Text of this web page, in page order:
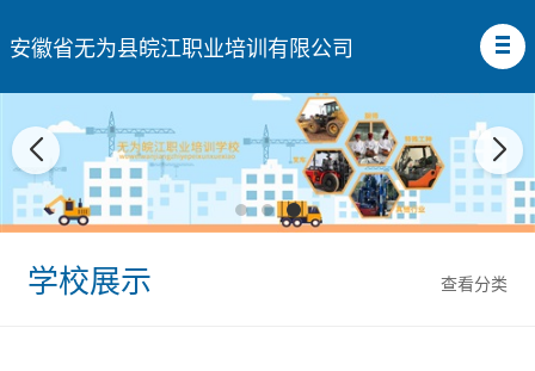
安徽省无为县皖江职业培训有限公司
查看分类
学校展示